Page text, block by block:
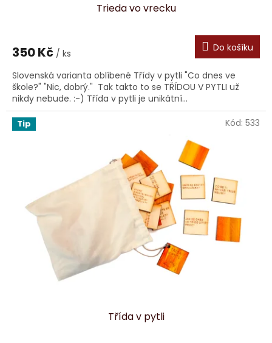
Trieda vo vrecku
350 Kč / ks Do košíku
Slovenská varianta oblíbené Třídy v pytli "Co dnes ve
škole?" "Nic, dobrý." Tak takto to se TŘÍDOU V PYTLI už
nikdy nebude. :-) Třída v pytli je unikátní...
Tip
Třída v pytli
Kód: 533